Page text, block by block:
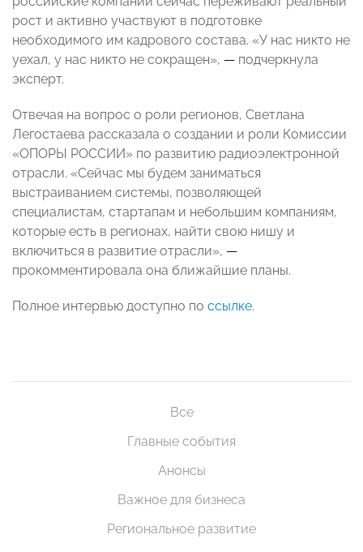
рост и активно участвуют в подготовке
необходимого им кадрового состава. «У нас никто не
уехал, у нас никто не сокращен», — подчеркнула
эксперт.
Отвечая на вопрос о роли регионов, Светлана
Легостаева рассказала о создании и роли Комиссии
«ОПОРЫ РОССИИ» по развитию радиоэлектронной
отрасли. «Сейчас мы будем заниматься
выстраиванием системы, позволяющей
специалистам, стартапам и небольшим компаниям,
которые есть в регионах, найти свою нишу и
включиться в развитие отрасли», —
прокомментировала она ближайшие планы.
Полное интервью доступно по ссылке.
Все
Главные события
Анонсы
Важное для бизнеса
Региональное развитие